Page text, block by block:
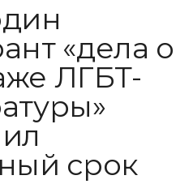
«дела о
ЛГБТ-
срок